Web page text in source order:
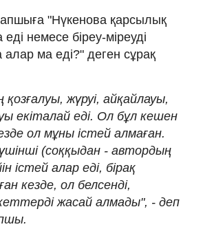
"Нүкенова қарсылық
немесе біреу-міреуді
ма еді?" деген сұрақ
қозғалуы, жүруі, айқайлауы,
екіталай еді. Ол бұл кешен
ол мұны істей алмаған.
үшінші (соққыдан - автордың
істей алар еді, бірақ
кезде, ол белсенді,
жасай алмады", - деп